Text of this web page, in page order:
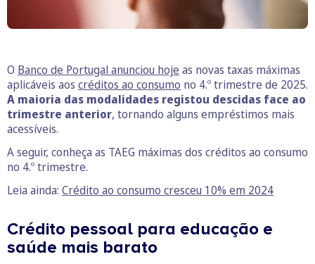
O Banco de Portugal anunciou hoje as novas taxas máximas
aplicáveis aos créditos ao consumo no 4.º trimestre de 2025.
A maioria das modalidades registou descidas face ao
trimestre anterior, tornando alguns empréstimos mais
acessíveis.
A seguir, conheça as TAEG máximas dos créditos ao consumo
no 4.º trimestre.
Leia ainda: Crédito ao consumo cresceu 10% em 2024
Crédito pessoal para educação e
saúde mais barato